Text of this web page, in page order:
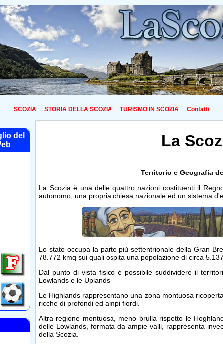
SCOZIA STORIA DELLA SCOZIA TURISMO IN SCOZIA Contatti
del
La
Territorio e Geografia
La Scozia è una delle quattro nazioni costituenti il
autonomo, una propria chiesa nazionale ed un sistema
Lo stato occupa la parte più settentrionale della Gran
78.772 kmq sui quali ospita una popolazione di circa
Dal punto di vista fisico è possibile suddividere il
Lowlands e le Uplands.
Le Highlands rappresentano una zona montuosa
ricche di profondi ed ampi fiordi.
Altra regione montuosa, meno brulla rispetto le
delle Lowlands, formata da ampie valli, rappresenta
della Scozia.